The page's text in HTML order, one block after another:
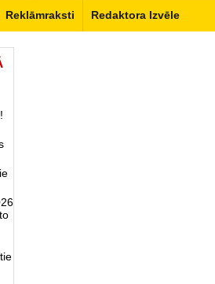
Reklāmraksti Redaktora Izvēle